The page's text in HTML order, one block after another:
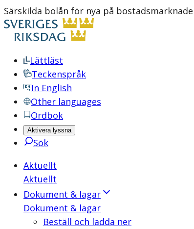
Särskilda bolån för nya på
Lättläst
Teckenspråk
In English
Other languages
Ordbok
Aktivera lyssna
Sök
Aktuellt
Aktuellt
Dokument & lagar
Dokument & lagar
Beställ och ladda ner